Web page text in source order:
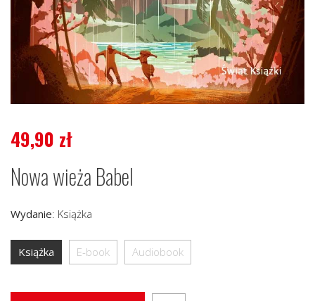
49,90 zł
Nowa wieża Babel
Wydanie: Książka
Książka E-book Audiobook